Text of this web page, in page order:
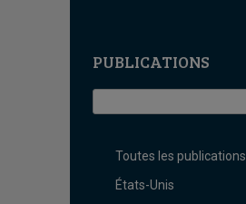
PUBLICATIONS
Toutes les publications
États-Unis